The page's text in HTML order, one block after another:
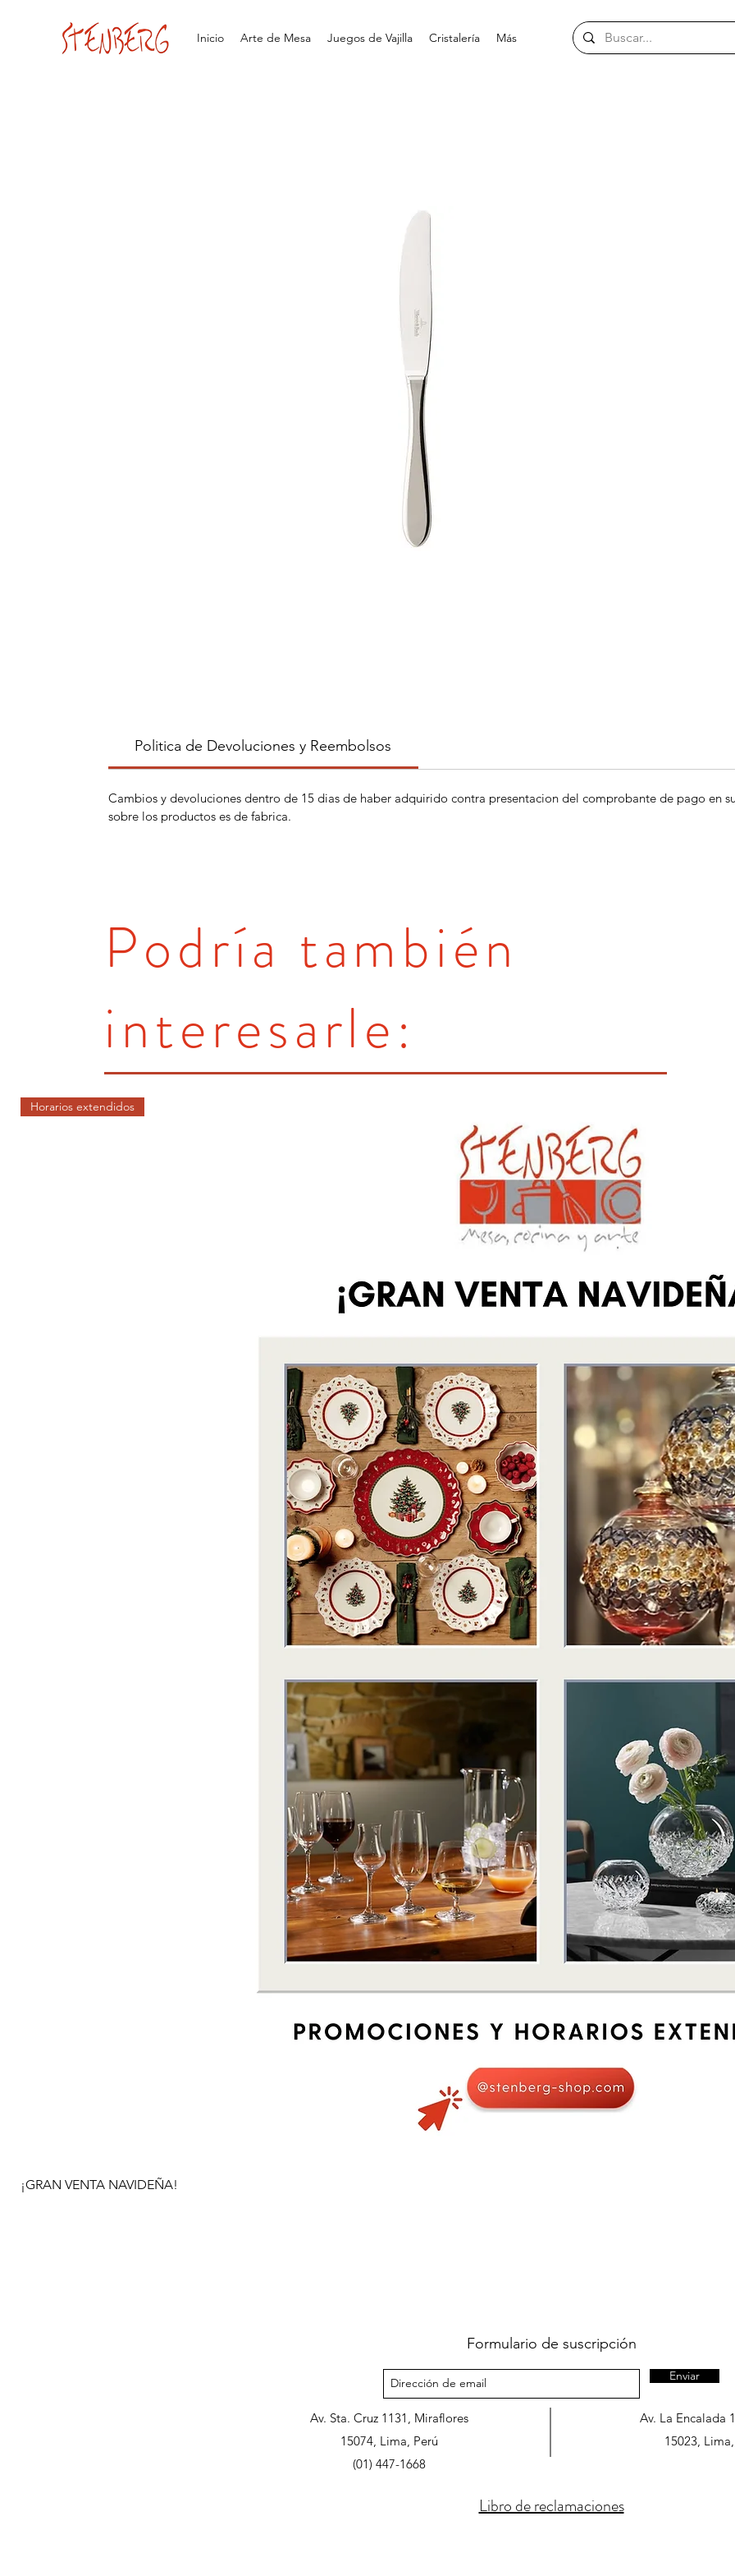
Inicio Arte de Mesa Juegos de Vajilla Cristalería Más
Politica de Devoluciones y Reembolsos
Cambios y devoluciones dentro de 15 dias de haber adquirido contra presentacion del comprobante de pago en
sobre los productos es de fabrica.
Horarios extendidos
¡GRAN VENTA NAVIDEÑA!
Podría también
interesarle:
Formulario de suscripción
Enviar
Av. Sta. Cruz 1131, Miraflores
15074, Lima, Perú
Av. La Encalada
15023,
(01) 447-1668
Libro de reclamaciones